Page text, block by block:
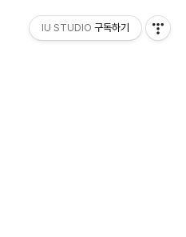
IU STUDIO 구독하기